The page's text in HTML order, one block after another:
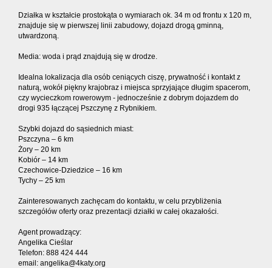
Działka w kształcie prostokąta o wymiarach ok. 34 m od frontu x 120 m,
znajduje się w pierwszej linii zabudowy, dojazd drogą gminną,
utwardzoną.
Media: woda i prąd znajdują się w drodze.
Idealna lokalizacja dla osób ceniących ciszę, prywatność i kontakt z
naturą, wokół piękny krajobraz i miejsca sprzyjające długim spacerom,
czy wycieczkom rowerowym - jednocześnie z dobrym dojazdem do
drogi 935 łączącej Pszczynę z Rybnikiem.
Szybki dojazd do sąsiednich miast:
Pszczyna – 6 km
Żory – 20 km
Kobiór – 14 km
Czechowice-Dziedzice – 16 km
Tychy – 25 km
Zainteresowanych zachęcam do kontaktu, w celu przybliżenia
szczegółów oferty oraz prezentacji działki w całej okazałości.
Agent prowadzący:
Angelika Cieślar
Telefon: 888 424 444
email: angelika@4katy.org